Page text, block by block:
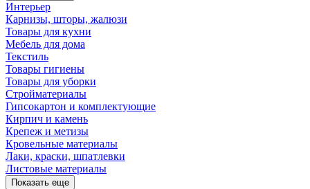
Интерьер
Карнизы, шторы, жалюзи
Товары для кухни
Мебель для дома
Текстиль
Товары гигиены
Товары для уборки
Стройматериалы
Гипсокартон и комплектующие
Кирпич и камень
Крепеж и метизы
Кровельные материалы
Лаки, краски, шпатлевки
Листовые материалы
Показать еще